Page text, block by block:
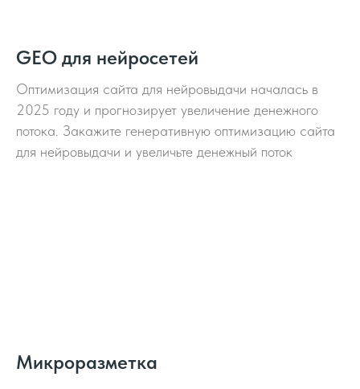
GEO для нейросетей
Оптимизация сайта для нейровыдачи началась в
2025 году и прогнозирует увеличение денежного
потока. Закажите генеративную оптимизацию сайта
для нейровыдачи и увеличьте денежный поток
Микроразметка